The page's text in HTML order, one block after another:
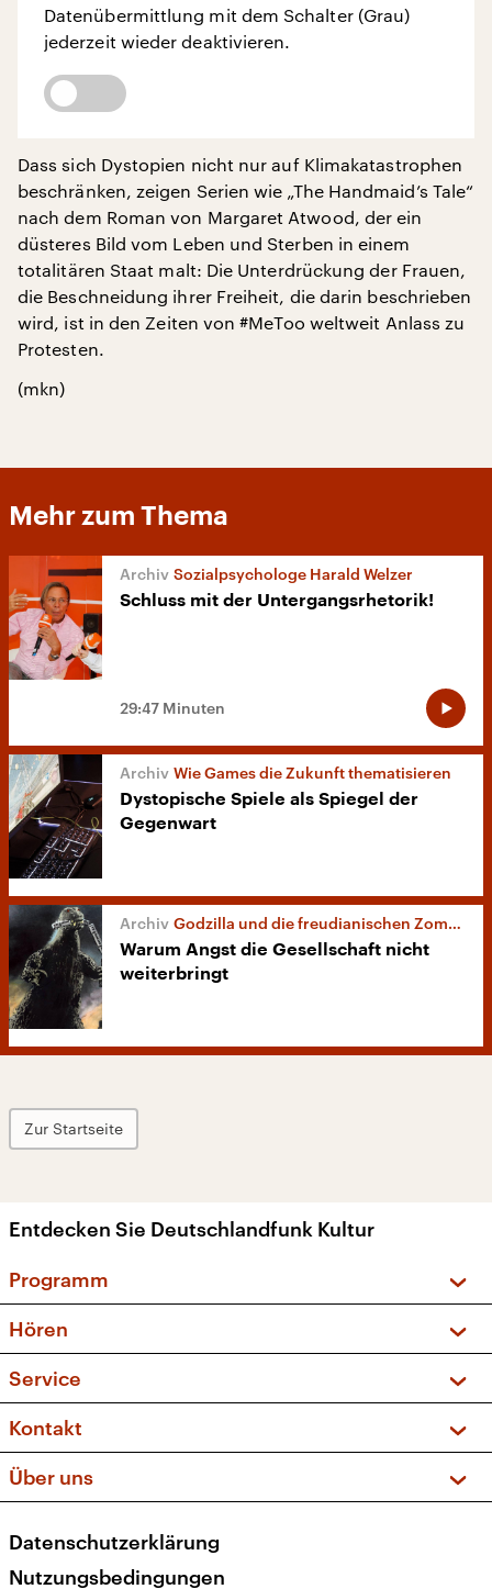
Datenübermittlung mit dem Schalter (Grau)
jederzeit wieder deaktivieren.
Dass sich Dystopien nicht nur auf Klimakatastrophen
beschränken, zeigen Serien wie „The Handmaid’s Tale“
nach dem Roman von Margaret Atwood, der ein
düsteres Bild vom Leben und Sterben in einem
totalitären Staat malt: Die Unterdrückung der Frauen,
die Beschneidung ihrer Freiheit, die darin beschrieben
wird, ist in den Zeiten von #MeToo weltweit Anlass zu
Protesten.
(mkn)
Mehr zum Thema
Sozialpsychologe Harald Welzer
Schluss mit der Untergangsrhetorik!
29:47 Minuten
Wie Games die Zukunft thematisieren
Dystopische Spiele als Spiegel der
Gegenwart
Godzilla und die freudianischen Zombies
Warum Angst die Gesellschaft nicht
weiterbringt
Zur Startseite
Entdecken Sie Deutschlandfunk Kultur
Programm
Sendungen und Podcasts
Musikliste
Kakadu – Das Kinderprogramm
Hören
Frequenzen (UKW + DAB+)
Service
FAQ
Apps
Newsletter
Veranstaltungen
Kontakt
Social Media
Über uns
Presse
Datenschutzerklärung
Nutzungsbedingungen